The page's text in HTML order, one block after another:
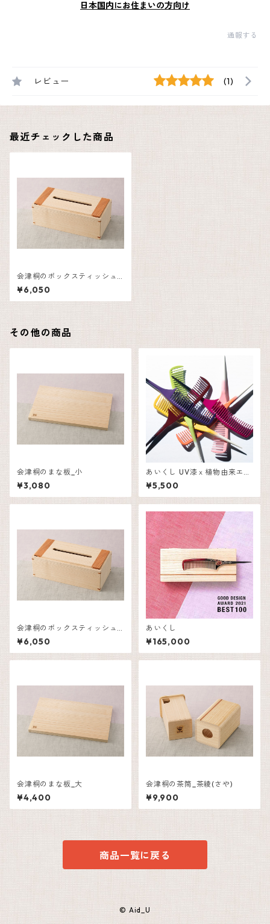
日本国内にお住まいの方向け
通報する
レビュー (1)
最近チェックした商品
会津桐のボックスティッシュ
ケース_大
¥6,050
その他の商品
会津桐のまな板_小
¥3,080
あいくし UV漆ｘ植物由来エコ
プラシリーズ
¥5,500
会津桐のボックスティッシュ
ケース_大
¥6,050
あいくし
¥165,000
会津桐のまな板_大
¥4,400
会津桐の茶筒_茶綾(さや)
¥9,900
商品一覧に戻る
© Aid_U